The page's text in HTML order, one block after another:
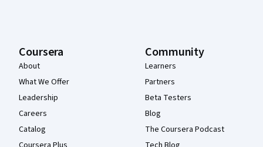
Coursera
About
What We Offer
Leadership
Careers
Catalog
Community
Learners
Partners
Beta Testers
Blog
The Coursera Podcast